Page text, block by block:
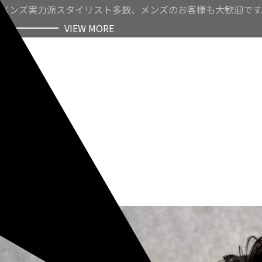
メンズ実力派スタイリスト多数、メンズのお客様も大歓迎で
VIEW MORE
VIEW MORE